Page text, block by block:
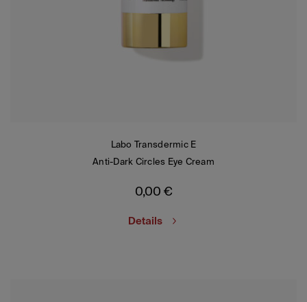
Labo Transdermic E
Anti-Dark Circles Eye Cream
0,00 €
Details